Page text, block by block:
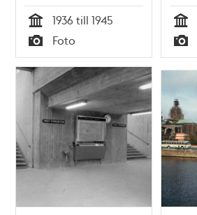
Tid
1936 till 1945
Typ
Foto Tid
Typ